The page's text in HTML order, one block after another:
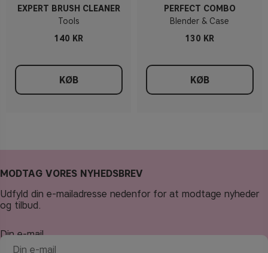
EXPERT BRUSH CLEANER
Tools
140 KR
KØB
PERFECT COMBO
Blender & Case
130 KR
KØB
MODTAG VORES NYHEDSBREV
Udfyld din e-mailadresse nedenfor for at modtage nyheder
og tilbud.
Din e-mail